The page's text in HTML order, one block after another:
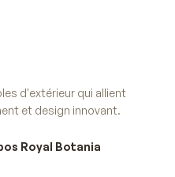
d'extérieur qui allient
et design innovant.
Royal Botania